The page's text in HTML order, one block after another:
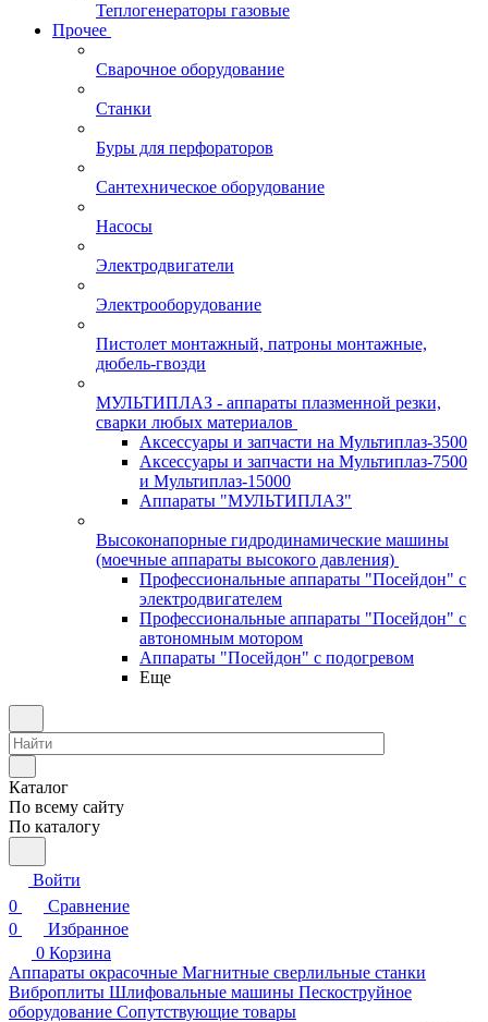
Теплогенераторы газовые
Прочее
Сварочное оборудование
Станки
Буры для перфораторов
Сантехническое оборудование
Насосы
Электродвигатели
Электрооборудование
Пистолет монтажный, патроны монтажные,
дюбель-гвозди
МУЛЬТИПЛАЗ - аппараты плазменной резки,
сварки любых материалов
Аксессуары и запчасти на Мультиплаз-3500
Аксессуары и запчасти на Мультиплаз-7500
и Мультиплаз-15000
Аппараты "МУЛЬТИПЛАЗ"
Высоконапорные гидродинамические машины
(моечные аппараты высокого давления)
Профессиональные аппараты "Посейдон" с
электродвигателем
Профессиональные аппараты "Посейдон" с
автономным мотором
Аппараты "Посейдон" с подогревом
Еще
Каталог
По всему сайту
По каталогу
Войти
0
Сравнение
0
Избранное
0 Корзина
Аппараты окрасочные Магнитные сверлильные станки
Виброплиты Шлифовальные машины Пескоструйное
оборудование Сопутствующие товары